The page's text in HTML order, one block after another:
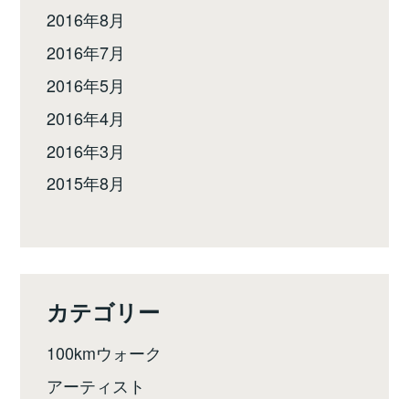
2016年8月
2016年7月
2016年5月
2016年4月
2016年3月
2015年8月
カテゴリー
100kmウォーク
アーティスト